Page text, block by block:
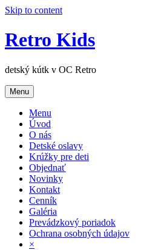
Skip to content
Retro Kids
detský kútk v OC Retro
Menu
Menu
Úvod
O nás
Detské oslavy
Krúžky pre deti
Objednať
Novinky
Kontakt
Cenník
Galéria
Prevádzkový poriadok
Ochrana osobných údajov
×